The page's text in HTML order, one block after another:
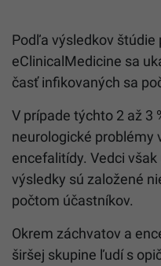
Podľa výsledkov štúdie
eClinicalMedicine sa
časť infikovaných sa
V prípade týchto 2 až 3
neurologické problémy
encefalitídy. Vedci
výsledky sú založené
počtom účastníkov.
Okrem záchvatov a
širšej skupine ľudí s